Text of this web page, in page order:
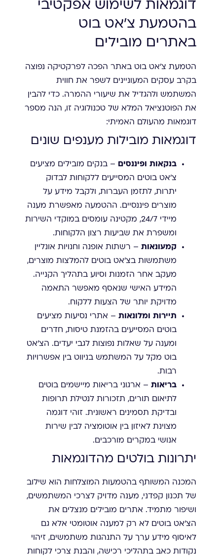
דוגמאות לשימוש אפקטיבי
בהטמעת צ'אט בוט
באתרים מובילים
הטמעת צ'אט בוט באתר הפכה לפרקטיקה נפוצה
בקרב עסקים המעוניינים לשפר את חווית
המשתמש ולהגדיל את שיעורי ההמרה. כדי להבין
את הפוטנציאל המלא של טכנולוגיה זו, הנה מספר
דוגמאות מהעולם האמיתי:
דוגמאות מובילות מענפים שונים
בנקאות ופיננסים – בנקים מובילים מציעים
צ'אט בוטים המסייעים ללקוחות לבדוק
יתרות, לתזמן העברות, ולקבל מידע על
מוצרים פיננסיים. ההטמעה מאפשרת מענה
מיידי 24/7, מקטינה עומסים במוקדי השירות
ומשפרת את שביעות רצון הלקוחות.
קמעונאות – רשתות אופנה וחנויות אונליין
משתמשות בצ'אט בוטים להמלצות מוצרים,
מעקב אחר הזמנות וסיוע בתהליך הקנייה.
המידע האישי שנאסף מאפשר התאמה
מדויקת יותר של הצעות ללקוח.
תיירות ומלונאות – אתרי נסיעות מציעים
בוטים המסייעים בהזמנת טיסות, חדרים
ומענה על שאלות נפוצות לגבי יעדים. הצ'אט
בוט מקל על המשתמש בניווט בין אפשרויות
רבות.
בריאות – ארגוני בריאות מיישמים בוטים
לתיאום תורים, תזכורות לנטילת תרופות
ובדיקת תסמינים ראשונית. זוהי דוגמה
מצוינת לאיזון בין אוטומציה לבין שירות
אנושי במקרים מורכבים.
יתרונות בולטים מהדוגמאות
המכנה המשותף בהטמעות המוצלחות הוא שילוב
של תכנון קפדני, מענה מדויק לצרכי המשתמשים,
ושיפור מתמיד. אתרים מובילים מנצלים את
הצ'אט בוטים לא רק למענה אוטומטי אלא גם
לאיסוף מידע ערך על התנהגות משתמשים, זיהוי
נקודות כאב בתהליכי רכישה, והבנת צרכי לקוחות